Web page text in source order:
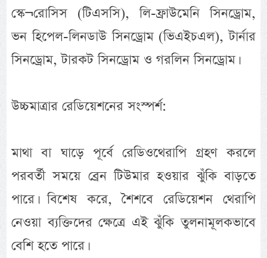
স্কে¬রোসিস (টিএসসি), লি-ফ্রাউমেনি সিনড্রোম,
ভন হিপেল-লিনডাউ সিনড্রোম (ভিএইচএল), টার্নার
সিনড্রোম, টারকট সিনড্রোম ও গরলিন সিনড্রোম।
উচ্চমাত্রার রেডিয়েশনের সংস্পর্শ:
মাথা বা ঘাড়ে পূর্বে রেডিওথেরাপি গ্রহণ করলে
পরবর্তী সময়ে ব্রেন টিউমার হওয়ার ঝুঁকি বাড়তে
পারে। বিশেষ করে, শৈশবে রেডিয়েশন থেরাপি
নেওয়া ব্যক্তিদের ক্ষেত্রে এই ঝুঁকি তুলনামূলকভাবে
বেশি হতে পারে।